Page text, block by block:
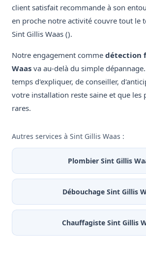
client satisfait recommande à son
en proche notre activité couvre tout le
Sint Gillis Waas ().
Notre engagement comme détection
Waas va au-delà du simple
temps d'expliquer, de conseiller,
votre installation reste saine et que les
rares.
Autres services à Sint Gillis Waas :
Plombier Sint Gillis
Débouchage Sint Gillis
Chauffagiste Sint Gillis